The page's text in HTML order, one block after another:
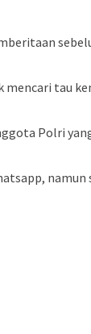
tau
Polri